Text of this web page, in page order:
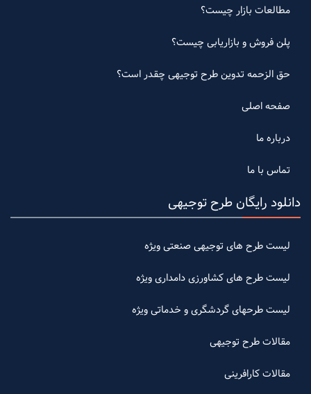
مطالعات بازار چیست؟
پلن فروش و بازاریابی چیست؟
حق الزحمه تدوین طرح توجیهی چقدر است؟
صفحه اصلی
درباره ما
تماس با ما
دانلود رایگان طرح توجیهی
لیست طرح های توجیهی صنعتی ویژه
لیست طرح های کشاورزی دامداری ویژه
لیست طرحهای گردشگری و خدماتی ویژه
مقالات طرح توجیهی
مقالات کارافرینی